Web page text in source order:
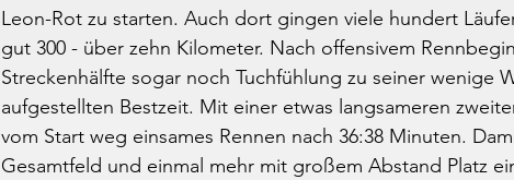
Leon-Rot zu starten. Auch dort gingen viele hundert
gut 300 - über zehn Kilometer. Nach offensivem
Streckenhälfte sogar noch Tuchfühlung zu seiner wenige
aufgestellten Bestzeit. Mit einer etwas langsameren
vom Start weg einsames Rennen nach 36:38 Minuten.
Gesamtfeld und einmal mehr mit großem Abstand Platz